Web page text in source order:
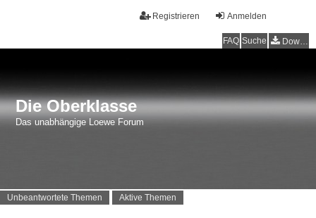
Anmelden
Registrieren
FAQ Suche Downloads
Die Oberklasse
Das unabhängige Loewe Forum
Unbeantwortete Themen Aktive Themen